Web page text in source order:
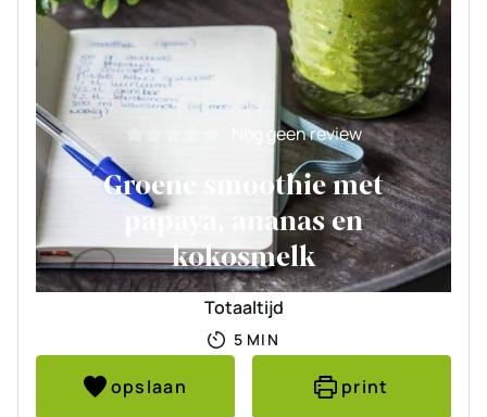
Nog geen review
Groene smoothie met
papaya, ananas en
kokosmelk
Totaaltijd
5 MINUTEN
MIN
opslaan print